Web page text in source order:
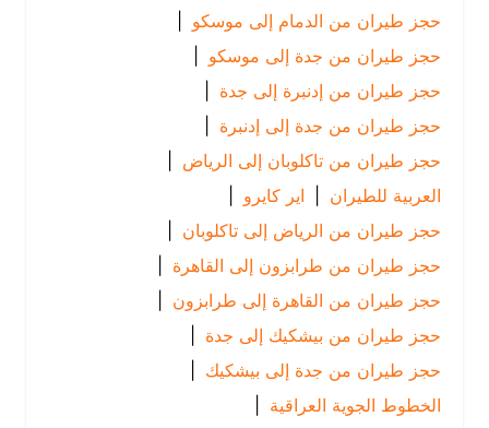
حجز طيران من الدمام إلى موسكو |
حجز طيران من جدة إلى موسكو |
حجز طيران من إدنبرة إلى جدة
حجز طيران من جدة إلى إدنبرة |
حجز طيران من تاكلوبان إلى الرياض
|
العربية للطيران | اير كايرو
|
حجز طيران من الرياض إلى تاكلوبان |
حجز طيران من طرابزون إلى القاهرة |
حجز طيران من القاهرة إلى طرابزون |
حجز طيران من بيشكيك إلى جدة
حجز طيران من جدة إلى بيشكيك |
الخطوط الجوية العراقية